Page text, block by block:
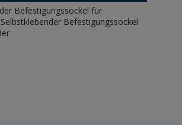
Befestigungssockel für
Befestigungssockel